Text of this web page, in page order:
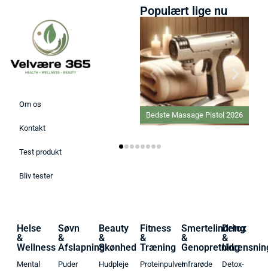
Om os
Kontakt
Test produkt
Bliv tester
Populært lige nu
Bedste Massage Pistol 2026
Helse
&
Wellness
Mental
Søvn
&
Afslapning
Puder
Beauty
&
Skønhed
Hudpleje
Fitness
&
Træning
Proteinpulver
Smertelindring
&
Genopretning
Infrarøde
Detox
&
Detox-